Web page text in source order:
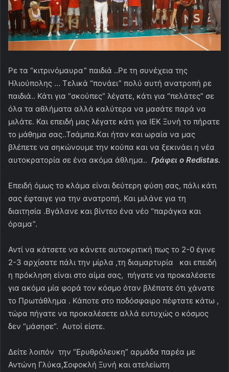
Ρε τα “κιτρινόμαυρα” παιδιά ..Ρε τη συνέχεια της
Ηλιούπολης … Τελικά “πονάει” πολύ αυτή ανατροπή ρε
παιδιά.. Κάτι για “σκούπες” λέγατε, κάτι για “πελάτες” σε
όλα τα αθλήματα αλλά καλύτερα να μασάτε παρά να
μιλάτε. Και επειδή μας λέγατε κάτι για ΙΕΚ Ξυνή το πήρατε
το μάθημα σας..Τσάμπα.Kαι ήταν και ωραία να μας
βλέπετε να σηκώνουμε την κούπα και να ξεκινάει η νέα
αυτοκρατορία σε ένα ακόμα άθλημα.. Γράφει ο Redistas.
Επειδή όμως το κλάμα είναι δεύτερη φύση σας, πάλι κάτι
σας έφταιγε για την ανατροπή. Και μιλάνε για τη
διαιτησία .Βγάλανε και βίντεο ένα νέο “παράγκα και
όραμα”.
Αντί να κάτσετε να κάνετε αυτοκριτική πως το 2-0 έγινε
2-3 αρχίσατε πάλι την μίρλα ,τη διαμαρτυρία και επειδή
η πρόκληση είναι στο αίμα σας, πήγατε να προκαλέσετε
για ακόμα μία φορά τον κόσμο όταν βλέπατε ότι χάνατε
το Πρωτάθλημα . Κάποτε στο ποδόσφαιρο πέφτατε κάτω ,
τώρα πήγατε να προκαλέσετε αλλά ευτυχώς ο κόσμος
δεν “μάσησε”. Αυτοί είστε.
Δείτε λοιπόν την “Ερυθρόλευκη” αρμάδα παρέα με
Αντώνη Γλύκα,Σοφοκλή Ξυνή και ατελείωτη